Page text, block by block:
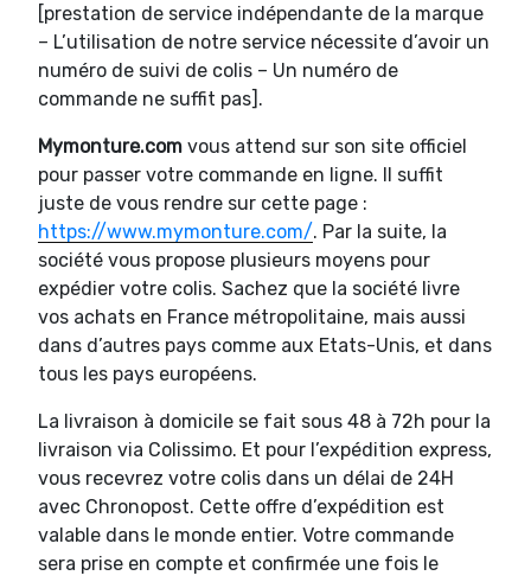
[prestation de service indépendante de la marque
– L’utilisation de notre service nécessite d’avoir un
numéro de suivi de colis – Un numéro de
commande ne suffit pas].
Mymonture.com vous attend sur son site officiel
pour passer votre commande en ligne. Il suffit
juste de vous rendre sur cette page :
https://www.mymonture.com/. Par la suite, la
société vous propose plusieurs moyens pour
expédier votre colis. Sachez que la société livre
vos achats en France métropolitaine, mais aussi
dans d’autres pays comme aux Etats-Unis, et dans
tous les pays européens.
La livraison à domicile se fait sous 48 à 72h pour la
livraison via Colissimo. Et pour l’expédition express,
vous recevrez votre colis dans un délai de 24H
avec Chronopost. Cette offre d’expédition est
valable dans le monde entier. Votre commande
sera prise en compte et confirmée une fois le